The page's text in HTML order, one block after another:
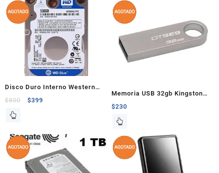
Disco Duro Interno Western
Digital 500GB 2.5″ Rpm5400
$800 $399
Memoria USB 32gb Kingston
2.0 DTSE9 aluminio
$230